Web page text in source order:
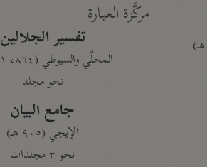
مركَّزة العبارة
تفسير الجلالين
المحلّي والسيوطي (٨٦٤، ٩١١ هـ)
نحو مجلد
جامع البيان
الإيجي (٩٠٥ هـ)
نحو ٣ مجلدات